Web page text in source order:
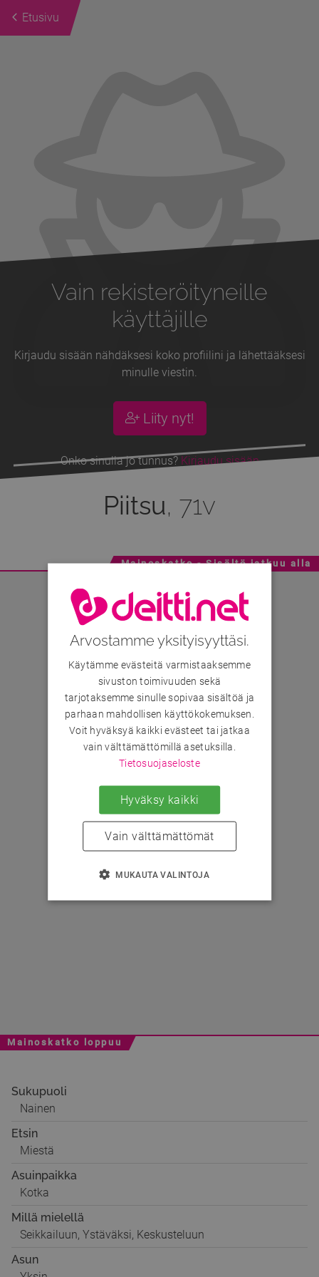
Etusivu
Vain rekisteröityneille
käyttäjille
Kirjaudu sisään nähdäksesi koko profiilini ja lähettääksesi
minulle viestin.
Liity nyt!
Onko sinulla jo tunnus? Kirjaudu sisään
Piitsu, 71v
Mainoskatko - Sisältö jatkuu alla
Mainoskatko loppuu
Sukupuoli
Nainen
Etsin
Miestä
Asuinpaikka
Kotka
Millä mielellä
Seikkailuun, Ystäväksi, Keskusteluun
Asun
Arvostamme yksityisyyttäsi.
Käytämme evästeitä varmistaaksemme
sivuston toimivuuden sekä
tarjotaksemme sinulle sopivaa sisältöä ja
parhaan mahdollisen käyttökokemuksen.
Voit hyväksyä kaikki evästeet tai jatkaa
vain välttämättömillä asetuksilla.
Tietosuojaseloste
Hyväksy kaikki
Vain välttämättömät
MUKAUTA VALINTOJA